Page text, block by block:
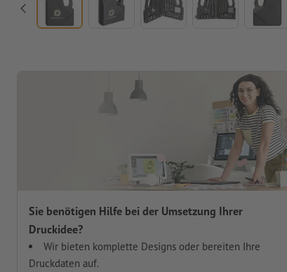
Sie benötigen Hilfe bei der Umsetzung Ihrer
Druckidee?
Wir bieten komplette Designs oder bereiten Ihre
Druckdaten auf.